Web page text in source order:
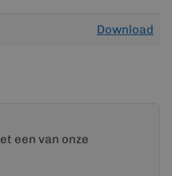
Download
een van onze